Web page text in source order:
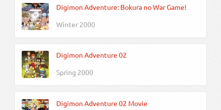
Digimon Adventure: Bokura no War Game!
Winter 2000
Digimon Adventure 02
Spring 2000
Digimon Adventure 02 Movie